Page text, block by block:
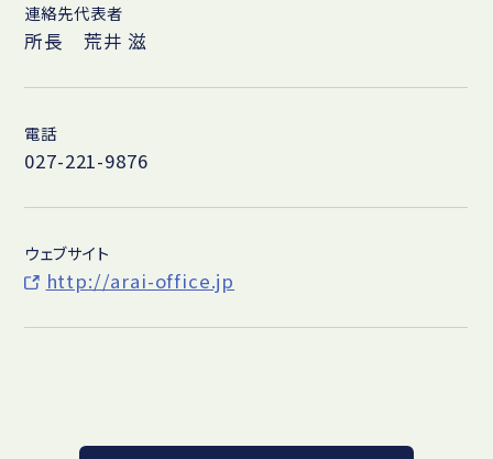
連絡先代表者
所長 荒井 滋
電話
027-221-9876
ウェブサイト
http://arai-office.jp